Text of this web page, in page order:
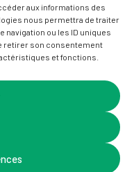
aux informations des
nous permettra de traiter
navigation ou les ID uniques
retirer son consentement
et fonctions.
Web– Design par